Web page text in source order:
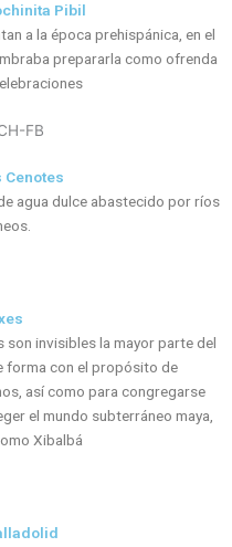
Pibil
a la época prehispánica, en el
prepararla como ofrenda
Cenotes
agua dulce abastecido por ríos
invisibles la mayor parte del
forma con el propósito de
así como para congregarse
el mundo subterráneo maya,
Xibalbá